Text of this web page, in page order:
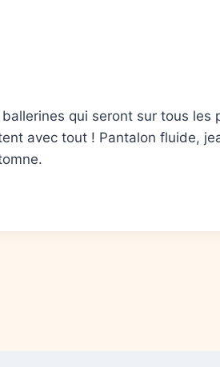
qui seront sur tous les
avec tout ! Pantalon fluide,